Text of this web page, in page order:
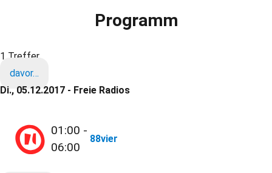
Programm
1 Treffer
davor…
Di., 05.12.2017 - Freie Radios
01:00 -
06:00
88vier